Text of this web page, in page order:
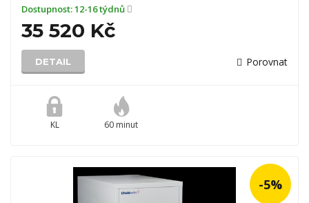
Dostupnost:12-16 týdnů
35 520 Kč
DETAIL Porovnat
KL 60 minut
-5%